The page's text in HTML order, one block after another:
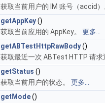
获取当前用户的 IM 账号（accid
getAppKey()
获取当前应用的 AppKey。 更多...
getABTestHttpRawBody()
获取最近一次 ABTest HTTP 请
getStatus ()
获取当前用户的状态。 更多...
getMode()